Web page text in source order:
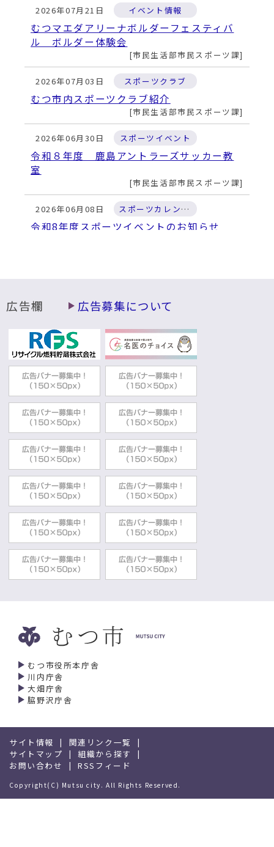
2026年07月21日 イベント情報
むつマエダアリーナボルダーフェスティバ
ル ボルダー体験会
市民生活部市民スポーツ課
2026年07月03日 スポーツクラブ
むつ市内スポーツクラブ紹介
市民生活部市民スポーツ課
2026年06月30日 スポーツイベント
令和８年度 鹿島アントラーズサッカー教
室
市民生活部市民スポーツ課
2026年06月08日 スポーツカレンダー
令和8年度スポーツイベントのお知らせ
戦開催のお知らせ
市民生活部市民スポーツ課
2026年05月20日 スポーツ施設
むつ市ふれあいスポーツパーク
市民生活部市民スポーツ課
2026年05月20日 スポーツ施設
むつ市体育館使用申請について
市民生活部市民スポーツ課
2026年05月20日 スポーツ施設
むつ市ふれあいスポーツパーク使用申請に
ついて
市民生活部市民スポーツ課
2026年05月14日 学校施設開放
令和8年度前期学校体育施設開放事業募集に
ついて(追加)
市民生活部市民スポーツ課
ついて
市民生活部市民スポーツ課
2026年03月16日
むつ市釜臥山スキー場インフォメーション
令和7年度スポーツイベントのお知らせ
市民生活部市民スポーツ課
広告欄 広告募集について
むつ市役所本庁舎
川内庁舎
大畑庁舎
脇野沢庁舎
サイト情報
関連リンク一覧
サイトマップ
組織から探す
お問い合わせ
RSSフィード
Copyright(C) Mutsu city. All Rights Reserved.